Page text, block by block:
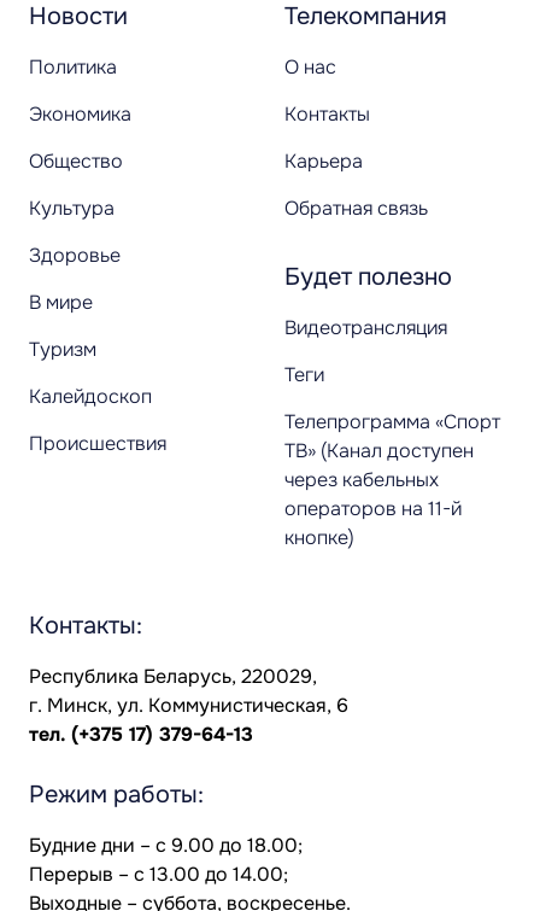
Новости
Политика
Экономика
Общество
Культура
Здоровье
В мире
Туризм
Калейдоскоп
Происшествия
Телекомпания
О нас
Контакты
Карьера
Обратная связь
Будет полезно
Видеотрансляция
Теги
Телепрограмма «Спорт
ТВ» (Канал доступен
через кабельных
операторов на 11-й
кнопке)
Контакты:
Республика Беларусь, 220029,
г. Минск, ул. Коммунистическая, 6
тел. (+375 17) 379-64-13
Режим работы:
Будние дни – с 9.00 до 18.00;
Перерыв – с 13.00 до 14.00;
Выходные – суббота, воскресенье.